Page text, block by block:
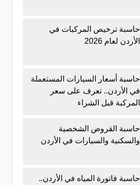
حاسبة ترخيص المركبات في
الأردن لعام 2026
حاسبة أسعار السيارات المستعملة
في الأردن.. تعرف على سعر
المركبة قبل الشراء
حاسبة القروض الشخصية
والسكنية والسيارات في الأردن
حاسبة فاتورة المياه في الأردن..